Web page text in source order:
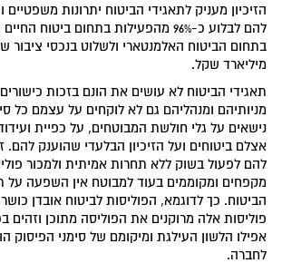
הזיכיון מעניק לתאגידי הביטוח יתרונות משפטיים
מיליארד שקל.
תאגידי הביטוח לא עושים את הונם בזכות כישורים
מניותיהם ומנהליהם גם לא לוקחים על עצמם כל
נישאים על גלי חולשת המבוטחים, על כפיית
אצלם ביטוחים ועל הזיכיון הבלעדי שהוענק להם.
להם לפעול בשוק ללא תחרות אמיתית ולמכור
מקפחים ומקוממים בעוד למבוטח אין השפעה על
הביטוח. כך לדוגמא, הפוליסות לביטוח אובדן כושר
פוליסות אלה מרוקנים את הפוליסה מתוכן וזהים
אפילו הלשון העילגת ומיקומם של סימני הפיסוק
לחברה.